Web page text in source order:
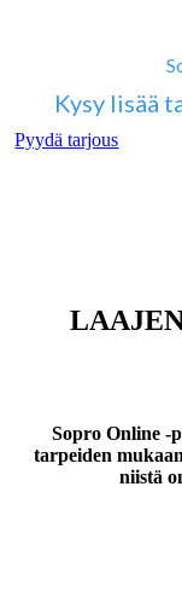
Kysy lisää
Pyydä tarjous
Sopro Online -
tarpeiden
niistä